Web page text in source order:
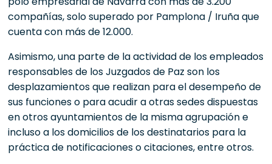
compañías, solo superado por Pamplona / Iruña que
cuenta con más de 12.000.
Asimismo, una parte de la actividad de los empleados
responsables de los Juzgados de Paz son los
desplazamientos que realizan para el desempeño de
sus funciones o para acudir a otras sedes dispuestas
en otros ayuntamientos de la misma agrupación e
incluso a los domicilios de los destinatarios para la
práctica de notificaciones o citaciones, entre otros.